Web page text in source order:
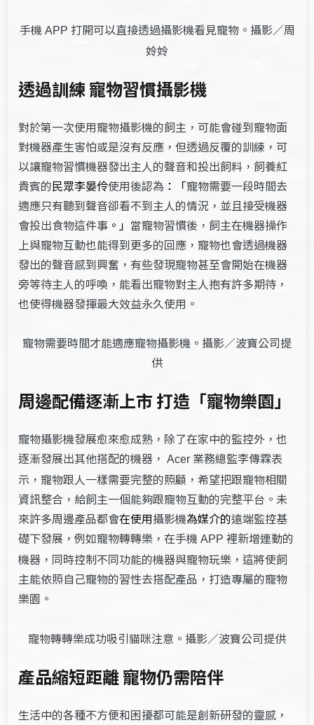
手機 APP 打開可以直接透過攝影機看見寵物。攝影／周
姈姈
透過訓練 寵物習慣攝影機
對於第一次使用寵物攝影機的飼主，可能會碰到寵物面
對機器產生害怕或是沒有反應，但透過反覆的訓練，可
以讓寵物習慣機器發出主人的聲音和投出飼料，飼養紅
貴賓的民眾李晏伶使用後認為 ：「寵物需要一段時間去
適應只有聽到聲音卻看不到主人的情況，並且接受機器
會投出食物這件事 。」 當寵物習慣後，飼主在機器操作
上與寵物互動也能得到更多的回應，寵物也會透過機器
發出的聲音感到興奮，有些發現寵物甚至會開始在機器
旁等待主人的呼喚，能看出寵物對主人抱有許多期待，
也使得機器發揮最大效益永久使用。
寵物需要時間才能適應寵物攝影機。攝影／波寶公司提
供
周邊配備逐漸上市 打造「寵物樂園」
寵物攝影機發展愈來愈成熟，除了在家中的監控外，也
逐漸發展出其他搭配的機器，Acer 業務總監李傳霖表
示，寵物跟人一樣需要完整的照顧，希望把跟寵物相關
資訊整合，給飼主一個能夠跟寵物互動的完整平台。未
來許多周邊產品都會在使用攝影機為媒介的遠端監控基
礎下發展，例如寵物轉轉樂，在手機APP裡新增連動的
機器，同時控制不同功能的機器與寵物玩樂，這將使飼
主能依照自己寵物的習性去搭配產品，打造專屬的寵物
樂園。
寵物轉轉樂成功吸引貓咪注意。攝影／波寶公司提供
產品縮短距離 寵物仍需陪伴
生活中的各種不方便和困擾都可能是創新研發的靈感，